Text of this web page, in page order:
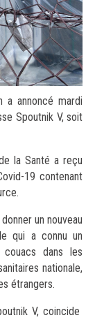
a annoncé mardi
Spoutnik V, soit
la Santé a reçu
19 contenant
un nouveau
qui a connu un
dans les
nationale,
étrangers.
V, coincide